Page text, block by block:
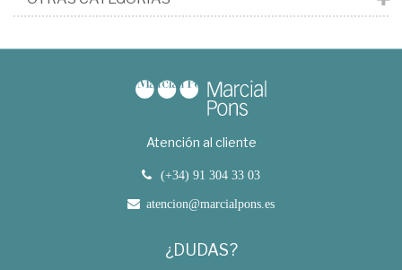
Atención al cliente
(+34) 91 304 33 03
atencion@marcialpons.es
¿DUDAS?